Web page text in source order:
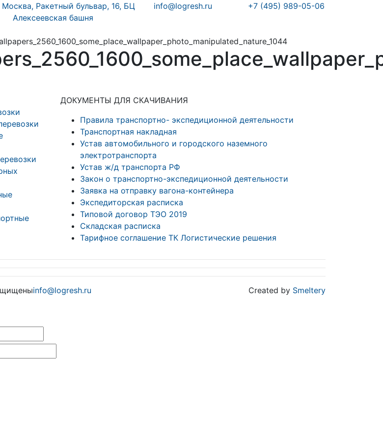
Москва, Ракетный бульвар, 16, БЦ
Алексеевская башня
info@logresh.ru +7 (495) 989-05-06
ДОКУМЕНТЫ ДЛЯ СКАЧИВАНИЯ
Правила транспортно- экспедиционной деятельности
Транспортная накладная
Устав автомобильного и городского наземного
электротранспорта
Устав ж/д транспорта РФ
Закон о транспортно-экспедиционной деятельности
Заявка на отправку вагона-контейнера
Экспедиторская расписка
Типовой договор ТЭО 2019
Складская расписка
Тарифное соглашение ТК Логистические решения
info@logresh.ru Created by Smeltery